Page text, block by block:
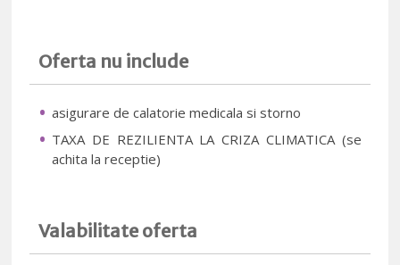
Oferta nu include
asigurare de calatorie medicala si storno
TAXA DE REZILIENTA LA CRIZA CLIMATICA (se
achita la receptie)
Valabilitate oferta